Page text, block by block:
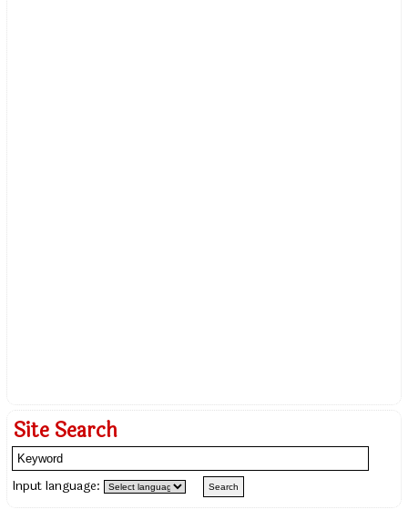
Site Search
Input language: